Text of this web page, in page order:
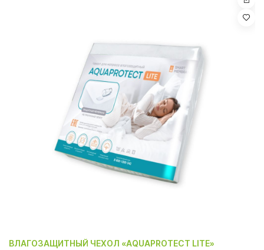
ВЛАГОЗАЩИТНЫЙ ЧЕХОЛ «AQUAPROTECT LITE»